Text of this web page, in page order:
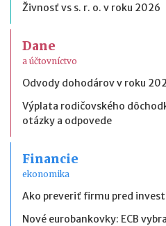
Živnosť vs s. r. o. v roku 2026
Dane
a účtovníctvo
Odvody dohodárov v roku
Výplata rodičovského
otázky a odpovede
Financie
ekonomika
Ako preveriť firmu pred
Nové eurobankovky: ECB